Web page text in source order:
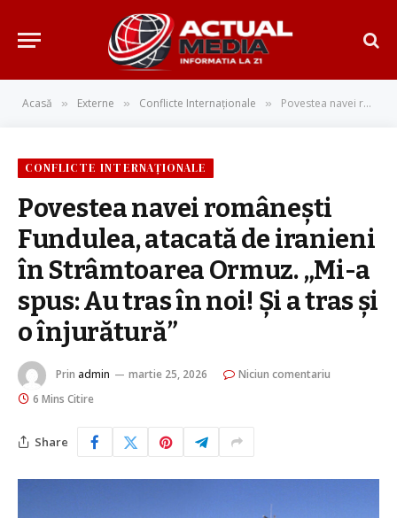
Acasă » Externe » Conflicte Internaționale » Povestea navei românești Fundulea, atacată de iranieni în Strâmtoarea Ormuz. „Mi-a spus: Au tras în noi! Și a tras şi o înjurătură”
CONFLICTE INTERNAȚIONALE
Povestea navei românești
Fundulea, atacată de iranieni
în Strâmtoarea Ormuz. „Mi-a
spus: Au tras în noi! Și a tras şi
o înjurătură”
Prin admin martie 25, 2026
Niciun comentariu
6 Mins Citire
Share